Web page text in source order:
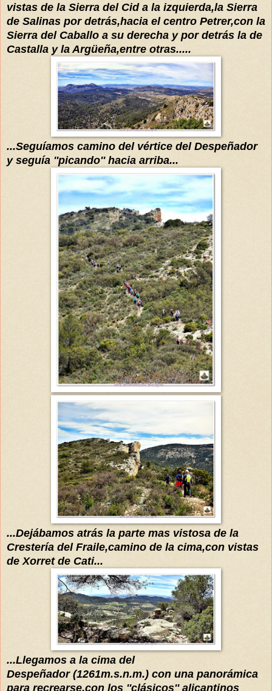
vistas de la Sierra del Cid a la izquierda,la Sierra
de Salinas por detrás,hacia el centro Petrer,con la
Sierra del Caballo a su derecha y por detrás la de
Castalla y la Argüeña,entre otras.....
...Seguíamos camino del vértice del Despeñador
y seguía ''picando'' hacia arriba...
...Dejábamos atrás la parte mas vistosa de la
Crestería del Fraile,camino de la cima,con vistas
de Xorret de Cati...
...Llegamos a la cima del
Despeñador (1261m.s.n.m.) con una panorámica
para recrearse,con los ''clásicos'' alicantinos